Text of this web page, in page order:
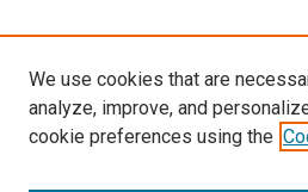
We use cookies that are
analyze, improve, and
cookie preferences using the